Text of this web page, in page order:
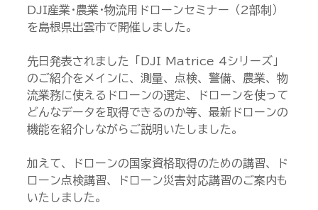
DJI産業･農業･物流用ドローンセミナー（2部制）
を島根県出雲市で開催しました。
先日発表されました「DJI Matrice 4シリーズ」
のご紹介をメインに、測量、点検、警備、農業、物
流業務に使えるドローンの選定、ドローンを使って
どんなデータを取得できるのか等、最新ドローンの
機能を紹介しながらご説明いたしました。
加えて、ドローンの国家資格取得のための講習、ド
ローン点検講習、ドローン災害対応講習のご案内も
いたしました。